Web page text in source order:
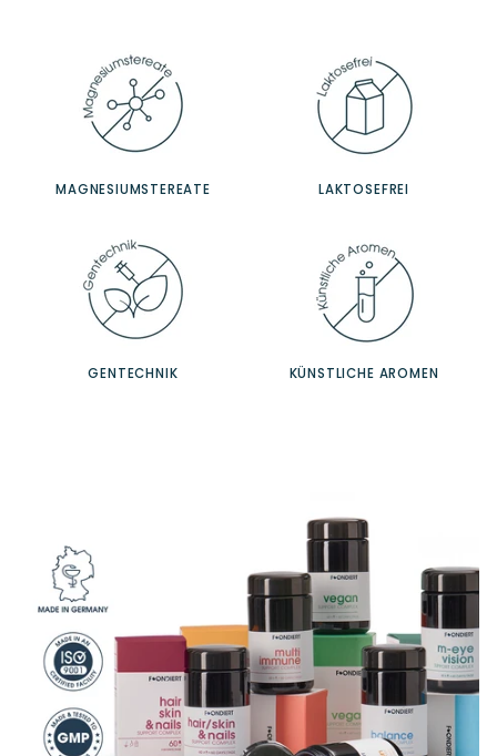
MAGNESIUMSTEREATE LAKTOSEFREI
GENTECHNIK KÜNSTLICHE AROMEN